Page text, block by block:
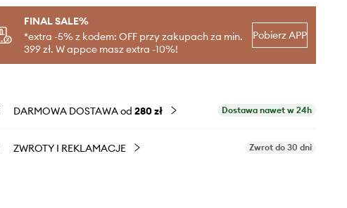
FINAL SALE%
*extra -5% z kodem: OFF przy zakupach za min.
399 zł. W appce masz extra -10%!
Pobierz APP
DARMOWA DOSTAWA od 280 zł Dostawa nawet w 24h
ZWROTY I REKLAMACJE Zwrot do 30 dni